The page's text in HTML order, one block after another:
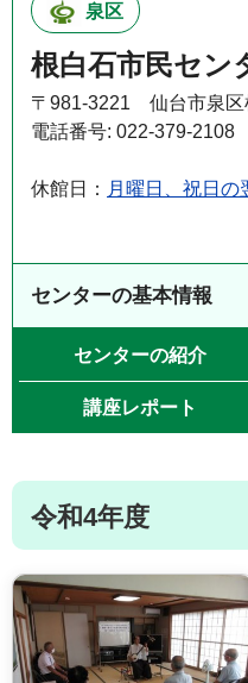
泉区
根白石市民セン
〒981-3221 仙台市泉区
電話番号: 022-379-2108
休館日： 月曜日、祝日の
センターの基本情報
センターの紹介
講座レポート
令和4年度